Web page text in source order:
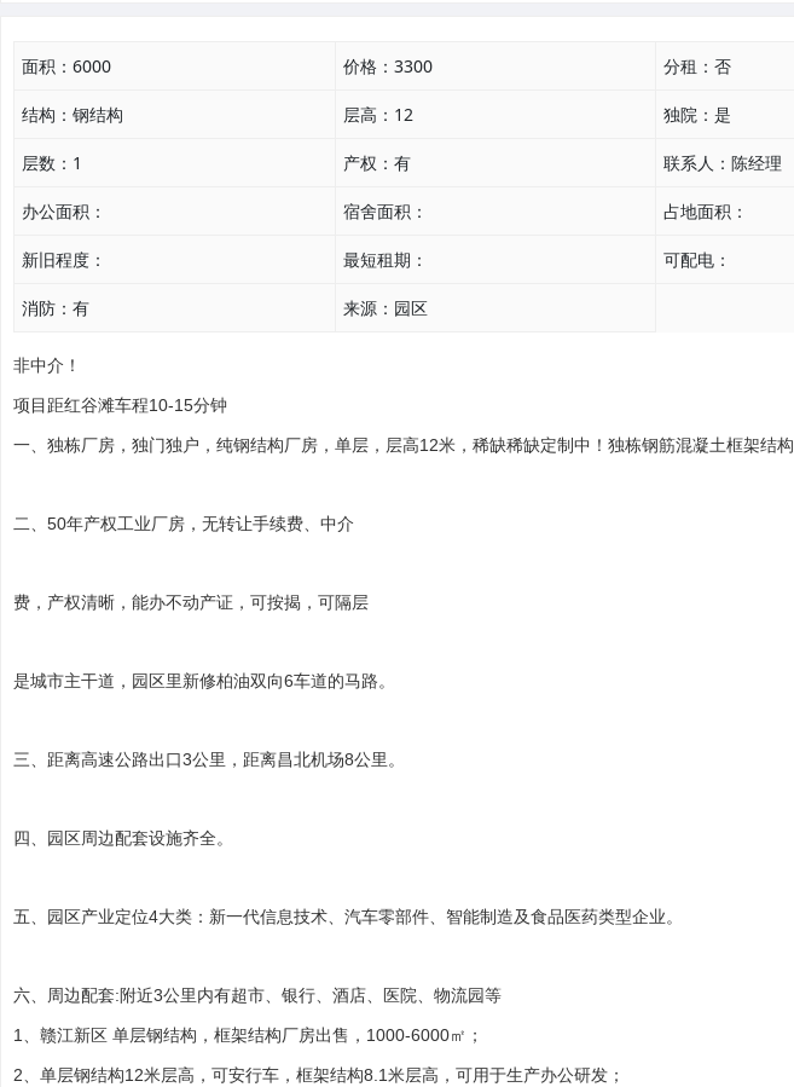
面积： 6000 价格： 3300 分租： 否
结构： 钢结构 层高： 12 独院： 是
层数： 1 产权： 有 联系人： 陈经理
办公面积： 宿舍面积： 占地面积：
新旧程度： 最短租期： 可配电：
消防： 有 来源： 园区
非中介！
项目距红谷滩车程10-15分钟
一、独栋厂房，独门独户，纯钢结构厂房，单层，层高12米，稀缺稀缺定制中！独栋钢筋混凝土框架结构
二、50年产权工业厂房 ，无转让手续费、中介
费，产权清晰，能办不动产证，可按揭，可隔层
是城市主干道，园区里新修柏油双向6车道的马路。
三、距离高速公路出口3公里，距离昌北机场8公里。
四、园区周边配套设施齐全。
五、园区产业定位4大类：新一代信息技术、汽车零部件、智能制造及食品医药类型企业。
六、周边配套:附近3公里内有超市、银行、酒店、医院、 物流园等
1、赣江新区 单层钢结构，框架结构厂房出售 ，1000-6000㎡；
2、单层钢结构12米层高，可安行车，框架结构8.1米层高，可用于生产办公研发；